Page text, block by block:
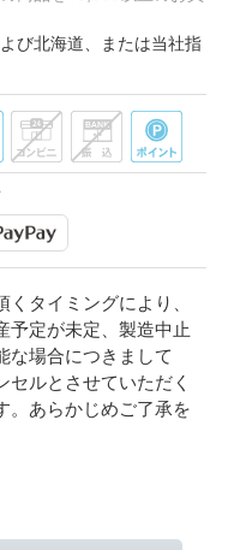
び北海道、または当社指
タイミングにより、
予定が未定、製造中止
な場合につきまして
セルとさせていただく
。あらかじめご了承を